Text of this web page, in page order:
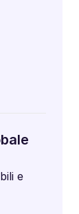
e